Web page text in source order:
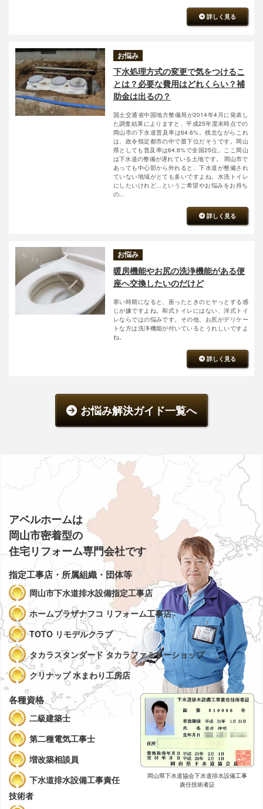
詳しく見る
お悩み
下水処理方式の変更で気をつけるこ
とは？必要な費用はどれくらい？補
助金は出るの？
国土交通省中国地方整備局が2014年4月に発表し
た調査結果によりますと、平成25年度末時点での
岡山市の下水道普及率は64.6%。残念ながらこれ
は、政令指定都市の中で最下位だそうです。岡山
県としても普及率は64.6%で全国25位。ここ岡山
は下水道の整備が遅れている土地です。 岡山市で
あっても中心部から外れると、下水道が整備され
ていない地域がとても多いですよね。水洗トイレ
にしたいけれど...というご希望やお悩みをお持ち
の...
詳しく見る
お悩み
暖房機能やお尻の洗浄機能がある便
座へ交換したいのだけど
寒い時期になると、座ったときのヒヤっとする感
じが嫌ですよね。和式トイレにはない、洋式トイ
レならではの悩みです。その他、お尻がデリケー
トな方は洗浄機能が付いているとうれしいですよ
ね。
詳しく見る
お悩み解決ガイド一覧へ
アベルホームは
岡山市密着型の
住宅リフォーム専門会社です
指定工事店・所属組織・団体等
岡山市下水道排水設備指定工事店
ホームプラザナフコ リフォーム工事店
TOTO リモデルクラブ
タカラスタンダード タカラファミリーショップ
クリナップ 水まわり工房店
各種資格
二級建築士
第二種電気工事士
増改築相談員
下水道排水設備工事責任
技術者
岡山県下水道協会下水道排水設備工事
責任技術者証